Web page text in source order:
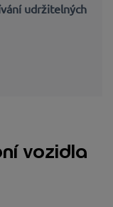
udržitelných
vozidla